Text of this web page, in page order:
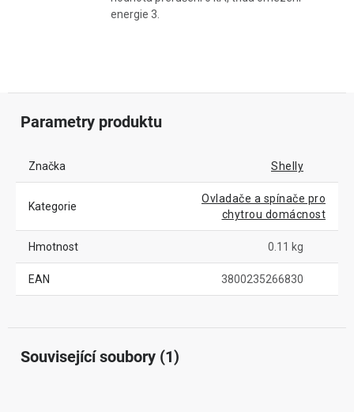
energie 3.
Parametry produktu
Značka Shelly
Kategorie
Ovladače a spínače pro
chytrou domácnost
Hmotnost 0.11 kg
EAN 3800235266830
Související soubory (1)